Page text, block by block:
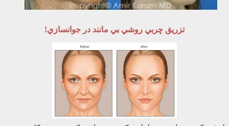
تزريق چربي روشي بي مانند در جوانسازي!